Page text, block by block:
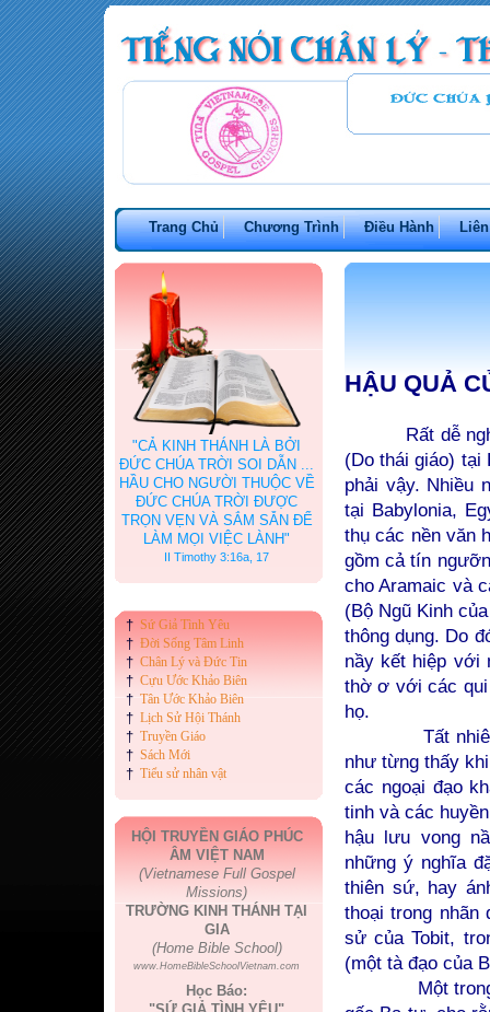
Trang Chủ Chương Trình Điều Hành
"CẢ KINH THÁNH LÀ BỞI
ĐỨC CHÚA TRỜI SOI DẪN ...
HẦU CHO NGƯỜI THUỘC VỀ
ĐỨC CHÚA TRỜI ĐƯỢC
TRỌN VẸN VÀ SẮM SẴN ĐỂ
LÀM MỌI VIỆC LÀNH"
II Timothy 3:16a, 17
† Sứ Giả Tình Yêu
† Đời Sống Tâm Linh
† Chân Lý và Đức Tin
† Cựu Ước Khảo Biên
† Tân Ước Khảo Biên
† Lịch Sử Hội Thánh
† Truyền Giáo
† Sách Mới
† Tiểu sử nhân vật
HỘI TRUYỀN GIÁO PHÚC
ÂM VIỆT NAM
(Vietnamese Full Gospel
Missions)
TRƯỜNG KINH THÁNH TẠI
GIA
(Home Bible School)
www.HomeBibleSchoolVietnam.com
Học Báo:
HẬU QUẢ
Rất dễ nghĩ
(Do thái giáo) tại
phải vậy. Nhiều
tại Babylonia,
thụ các nền văn
gồm cả tín
cho Aramaic và
(Bộ Ngũ Kinh
thông dụng. Do
nầy kết hiệp với
thờ ơ với các qui
họ.
Tất nhiên,
như từng thấy
các ngoại đạo
tinh và các
hậu lưu vong
những ý nghĩa
thiên sứ, hay
thoại trong nhãn
sử của Tobit,
(một tà đạo của
Một trong